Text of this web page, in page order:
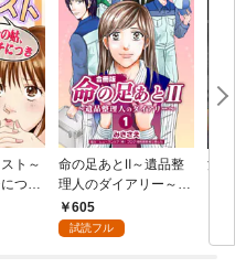
ト～
つき
命の足あとⅡ～遺品整
理人のダイアリー～
【合冊版】 1巻
605
試読フル
波